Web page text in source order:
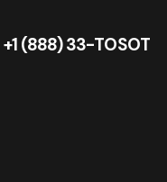
+1 (888) 33-TOSOT